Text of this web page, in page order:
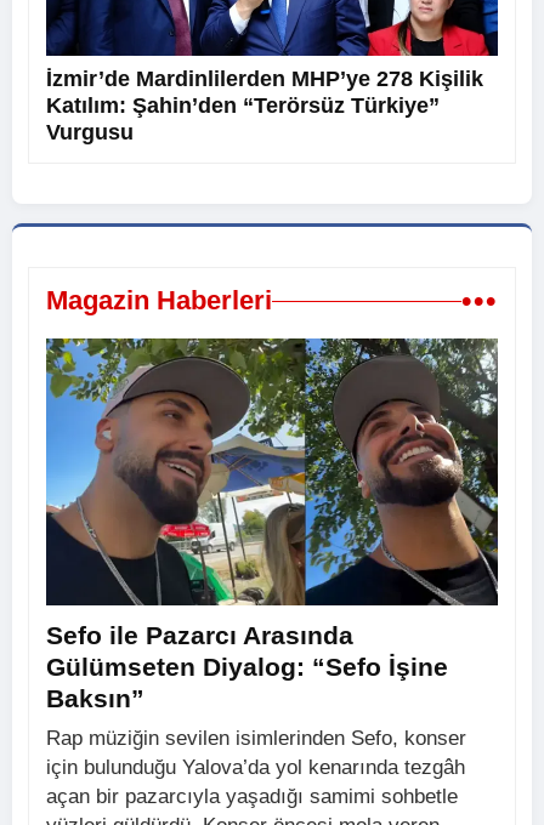
İzmir’de Mardinlilerden MHP’ye 278 Kişilik
Katılım: Şahin’den “Terörsüz Türkiye”
Vurgusu
Magazin Haberleri •••
Sefo ile Pazarcı Arasında
Gülümseten Diyalog: “Sefo İşine
Baksın”
Rap müziğin sevilen isimlerinden Sefo, konser
için bulunduğu Yalova’da yol kenarında tezgâh
açan bir pazarcıyla yaşadığı samimi sohbetle